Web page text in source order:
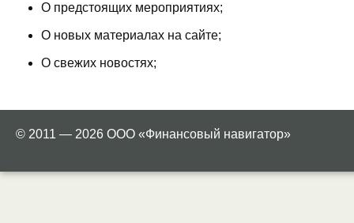
О предстоящих мероприятиях;
О новых материалах на сайте;
О свежих новостях;
© 2011 — 2026 ООО «Финансовый навигатор»